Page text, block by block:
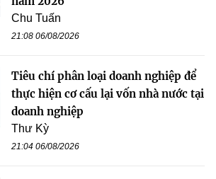
Chu Tuấn
21:08 06/08/2026
Tiêu chí phân loại doanh nghiệp để
thực hiện cơ cấu lại vốn nhà nước tại
doanh nghiệp
Thư Kỳ
21:04 06/08/2026